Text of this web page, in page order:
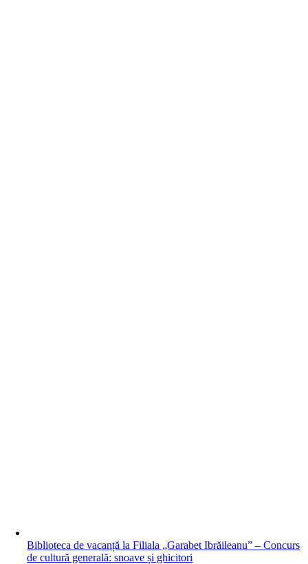
Biblioteca de vacanță la Filiala „Garabet Ibrăileanu” – Concurs
de cultură generală: snoave și ghicitori